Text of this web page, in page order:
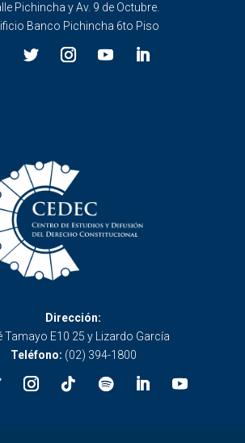
Pichincha y Av. 9 de Octubre.
Banco Pichincha 6to Piso
Dirección:
Tamayo E10 25 y Lizardo García
Teléfono: (02) 394-1800